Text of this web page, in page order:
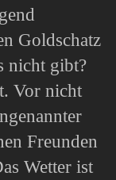
Goldschatz
nicht gibt?
Vor nicht
Freunden
Wetter ist